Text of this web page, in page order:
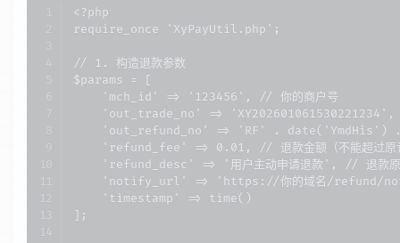
<?php
require_once 'XyPayUtil.php';
// 1. 构造退款参数
$params = [
    'mch_id' => '123456', // 你的商户号
'out_trade_no' => 'XY202601061530221234',
'out_refund_no' => 'RF' . date('YmdHis') .
'refund_fee' => 0.01, // 退款金额（不能超过原
'refund_desc' => '用户主动申请退款', // 退款原
'notify_url' => 'https://你的域名/refund/
    'timestamp' => time()
];